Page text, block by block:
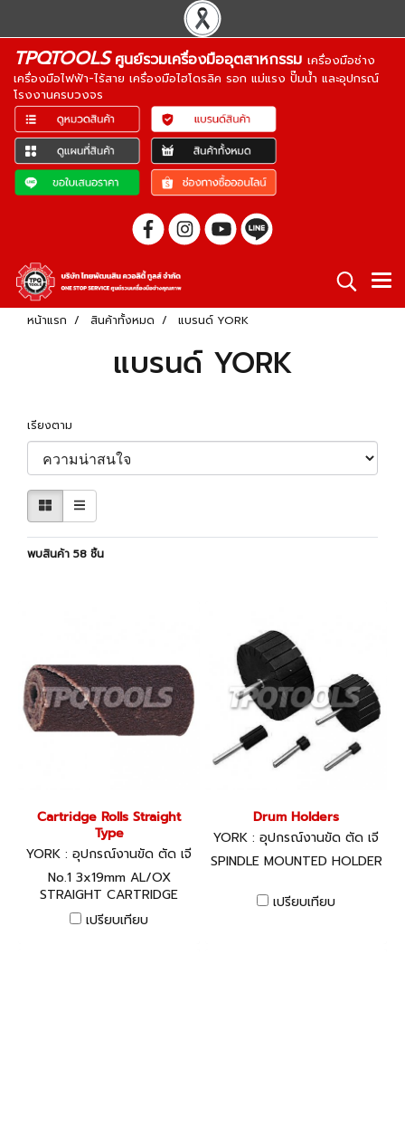
TPQTOOLSศูนย์รวมเครื่องมืออุตสาหกรรม เครื่องมือช่าง
เครื่องมือไฟฟ้า-ไร้สาย เครื่องมือไฮโดรลิค รอก แม่แรง ปั๊มน้ำ และอุปกรณ์
โรงงานครบวงจร
หน้าแรก สินค้าทั้งหมด แบรนด์ YORK
แบรนด์ YORK
เรียงตาม
พบสินค้า 58 ชิ้น
Cartridge Rolls Straight
Type
YORK : อุปกรณ์งานขัด ตัด เจี
ยร์
No.1 3x19mm AL/OX
STRAIGHT CARTRIDGE
ROLL P80
เปรียบเทียบ
Drum Holders
YORK : อุปกรณ์งานขัด ตัด เจี
ยร์
SPINDLE MOUNTED HOLDER
เปรียบเทียบ